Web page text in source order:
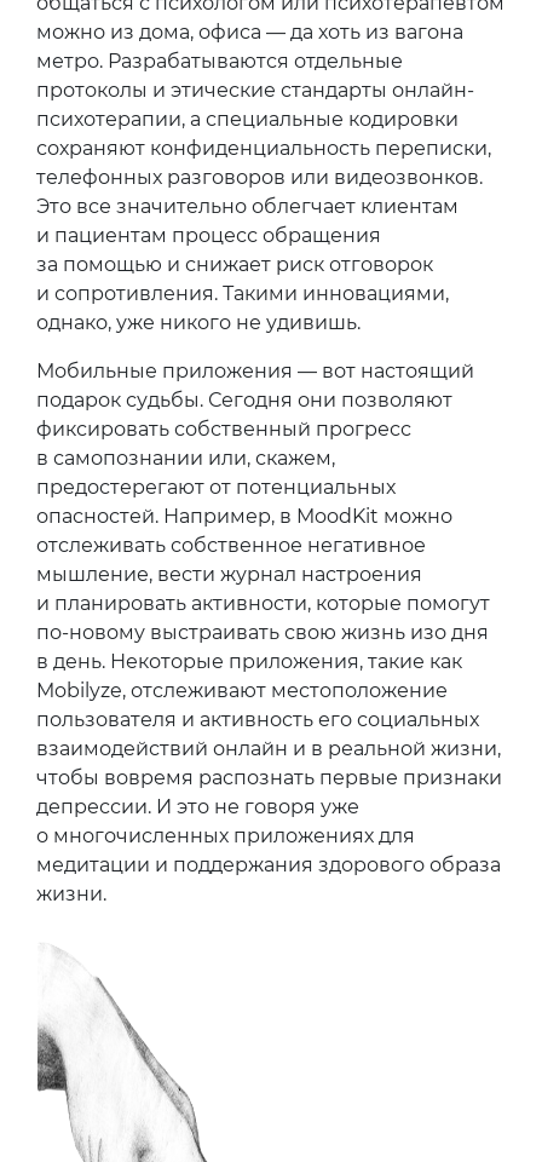
можно из дома, офиса — да хоть из вагона
метро. Разрабатываются отдельные
протоколы и этические стандарты онлайн-
психотерапии, а специальные кодировки
сохраняют конфиденциальность переписки,
телефонных разговоров или видеозвонков.
Это все значительно облегчает клиентам
и пациентам процесс обращения
за помощью и снижает риск отговорок
и сопротивления. Такими инновациями,
однако, уже никого не удивишь.
Мобильные приложения — вот настоящий
подарок судьбы. Сегодня они позволяют
фиксировать собственный прогресс
в самопознании или, скажем,
предостерегают от потенциальных
опасностей. Например, в MoodKit можно
отслеживать собственное негативное
мышление, вести журнал настроения
и планировать активности, которые помогут
по-новому выстраивать свою жизнь изо дня
в день. Некоторые приложения, такие как
Mobilyze, отслеживают местоположение
пользователя и активность его социальных
взаимодействий онлайн и в реальной жизни,
чтобы вовремя распознать первые признаки
депрессии. И это не говоря уже
о многочисленных приложениях для
медитации и поддержания здорового образа
жизни.